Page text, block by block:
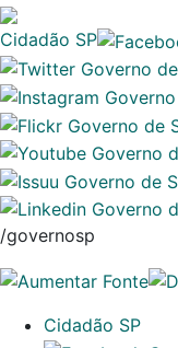
Cidadão SP
/governosp
Cidadão SP